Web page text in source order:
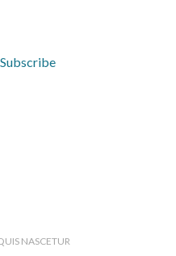
NASCETUR